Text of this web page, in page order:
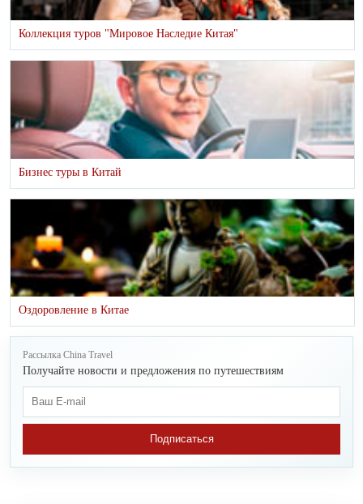
Коллекция туров "Мировое Наследие Китая"
Бизнес туры в Китай
Оздоровление в Китае
Рассылка China Travel
Получайте новости и предложения по путешествиям
Подписаться